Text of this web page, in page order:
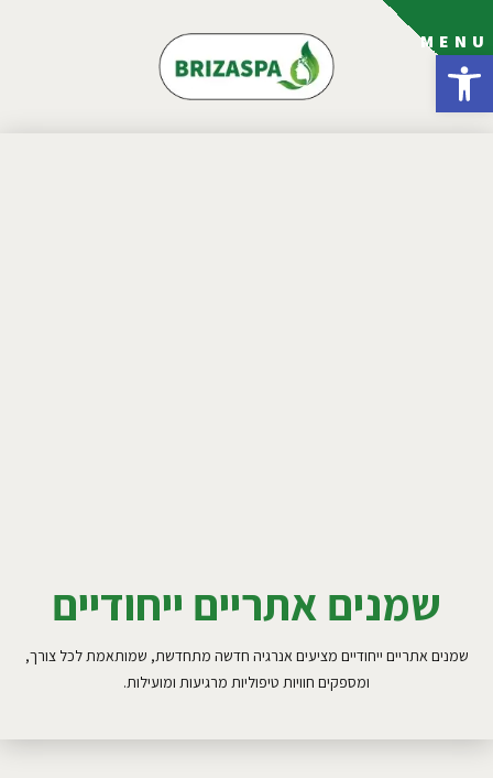
פתח סרגל נגישות
MENU
שמנים אתריים ייחודיים
שמנים אתריים ייחודיים מציעים אנרגיה חדשה מתחדשת, שמותאמת לכל צורך,
ומספקים חוויות טיפוליות מרגיעות ומועילות.